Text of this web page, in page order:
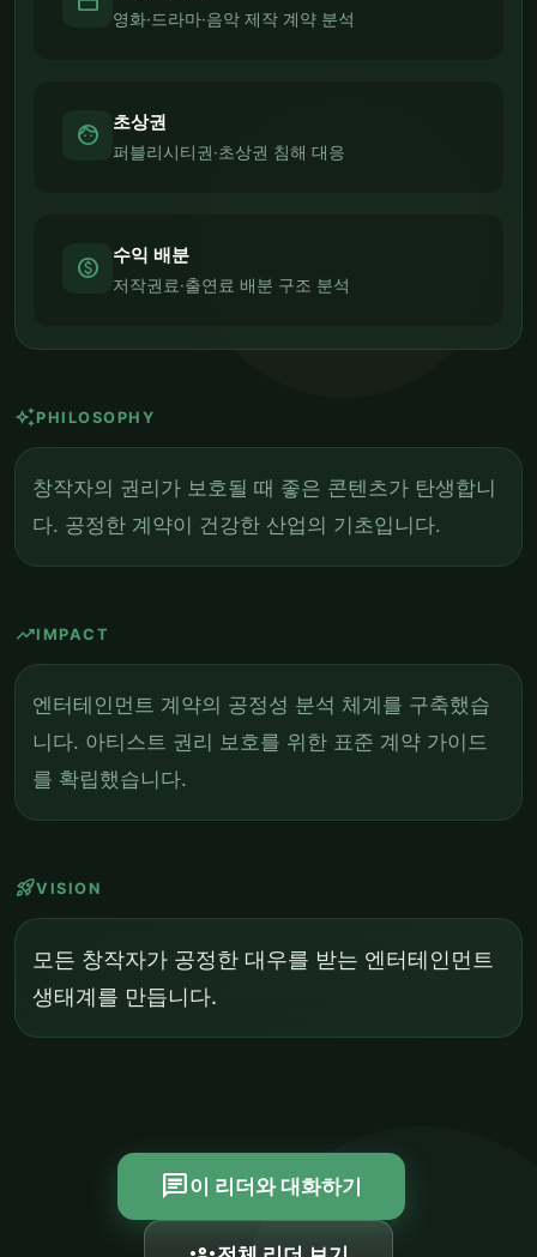
영화·드라마·음악 제작 계약 분석
face 초상권
퍼블리시티권·초상권 침해 대응
monetization_on 수익 배분
저작권료·출연료 배분 구조 분석
auto_awesomePHILOSOPHY
창작자의 권리가 보호될 때 좋은 콘텐츠가 탄생합니
다. 공정한 계약이 건강한 산업의 기초입니다.
trending_upIMPACT
엔터테인먼트 계약의 공정성 분석 체계를 구축했습
니다. 아티스트 권리 보호를 위한 표준 계약 가이드
를 확립했습니다.
rocket_launchVISION
모든 창작자가 공정한 대우를 받는 엔터테인먼트
생태계를 만듭니다.
chat이 리더와 대화하기